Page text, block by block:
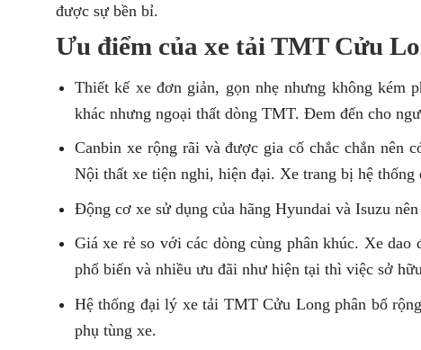
được sự bền bỉ.
Ưu điểm của xe tải TMT Cửu
Thiết kế xe đơn giản, gọn nhẹ nhưng không kém
khác nhưng ngoại thất dòng TMT. Đem đến cho
Canbin xe rộng rãi và được gia cố chắc chắn nên
Nội thất xe tiện nghi, hiện đại. Xe trang bị hệ
Động cơ xe sử dụng của hãng Hyundai và Isuzu
Giá xe rẻ so với các dòng cùng phân khúc. Xe
phổ biến và nhiều ưu đãi như hiện tại thì việc sở
Hệ thống đại lý xe tải TMT Cửu Long phân bố
phụ tùng xe.